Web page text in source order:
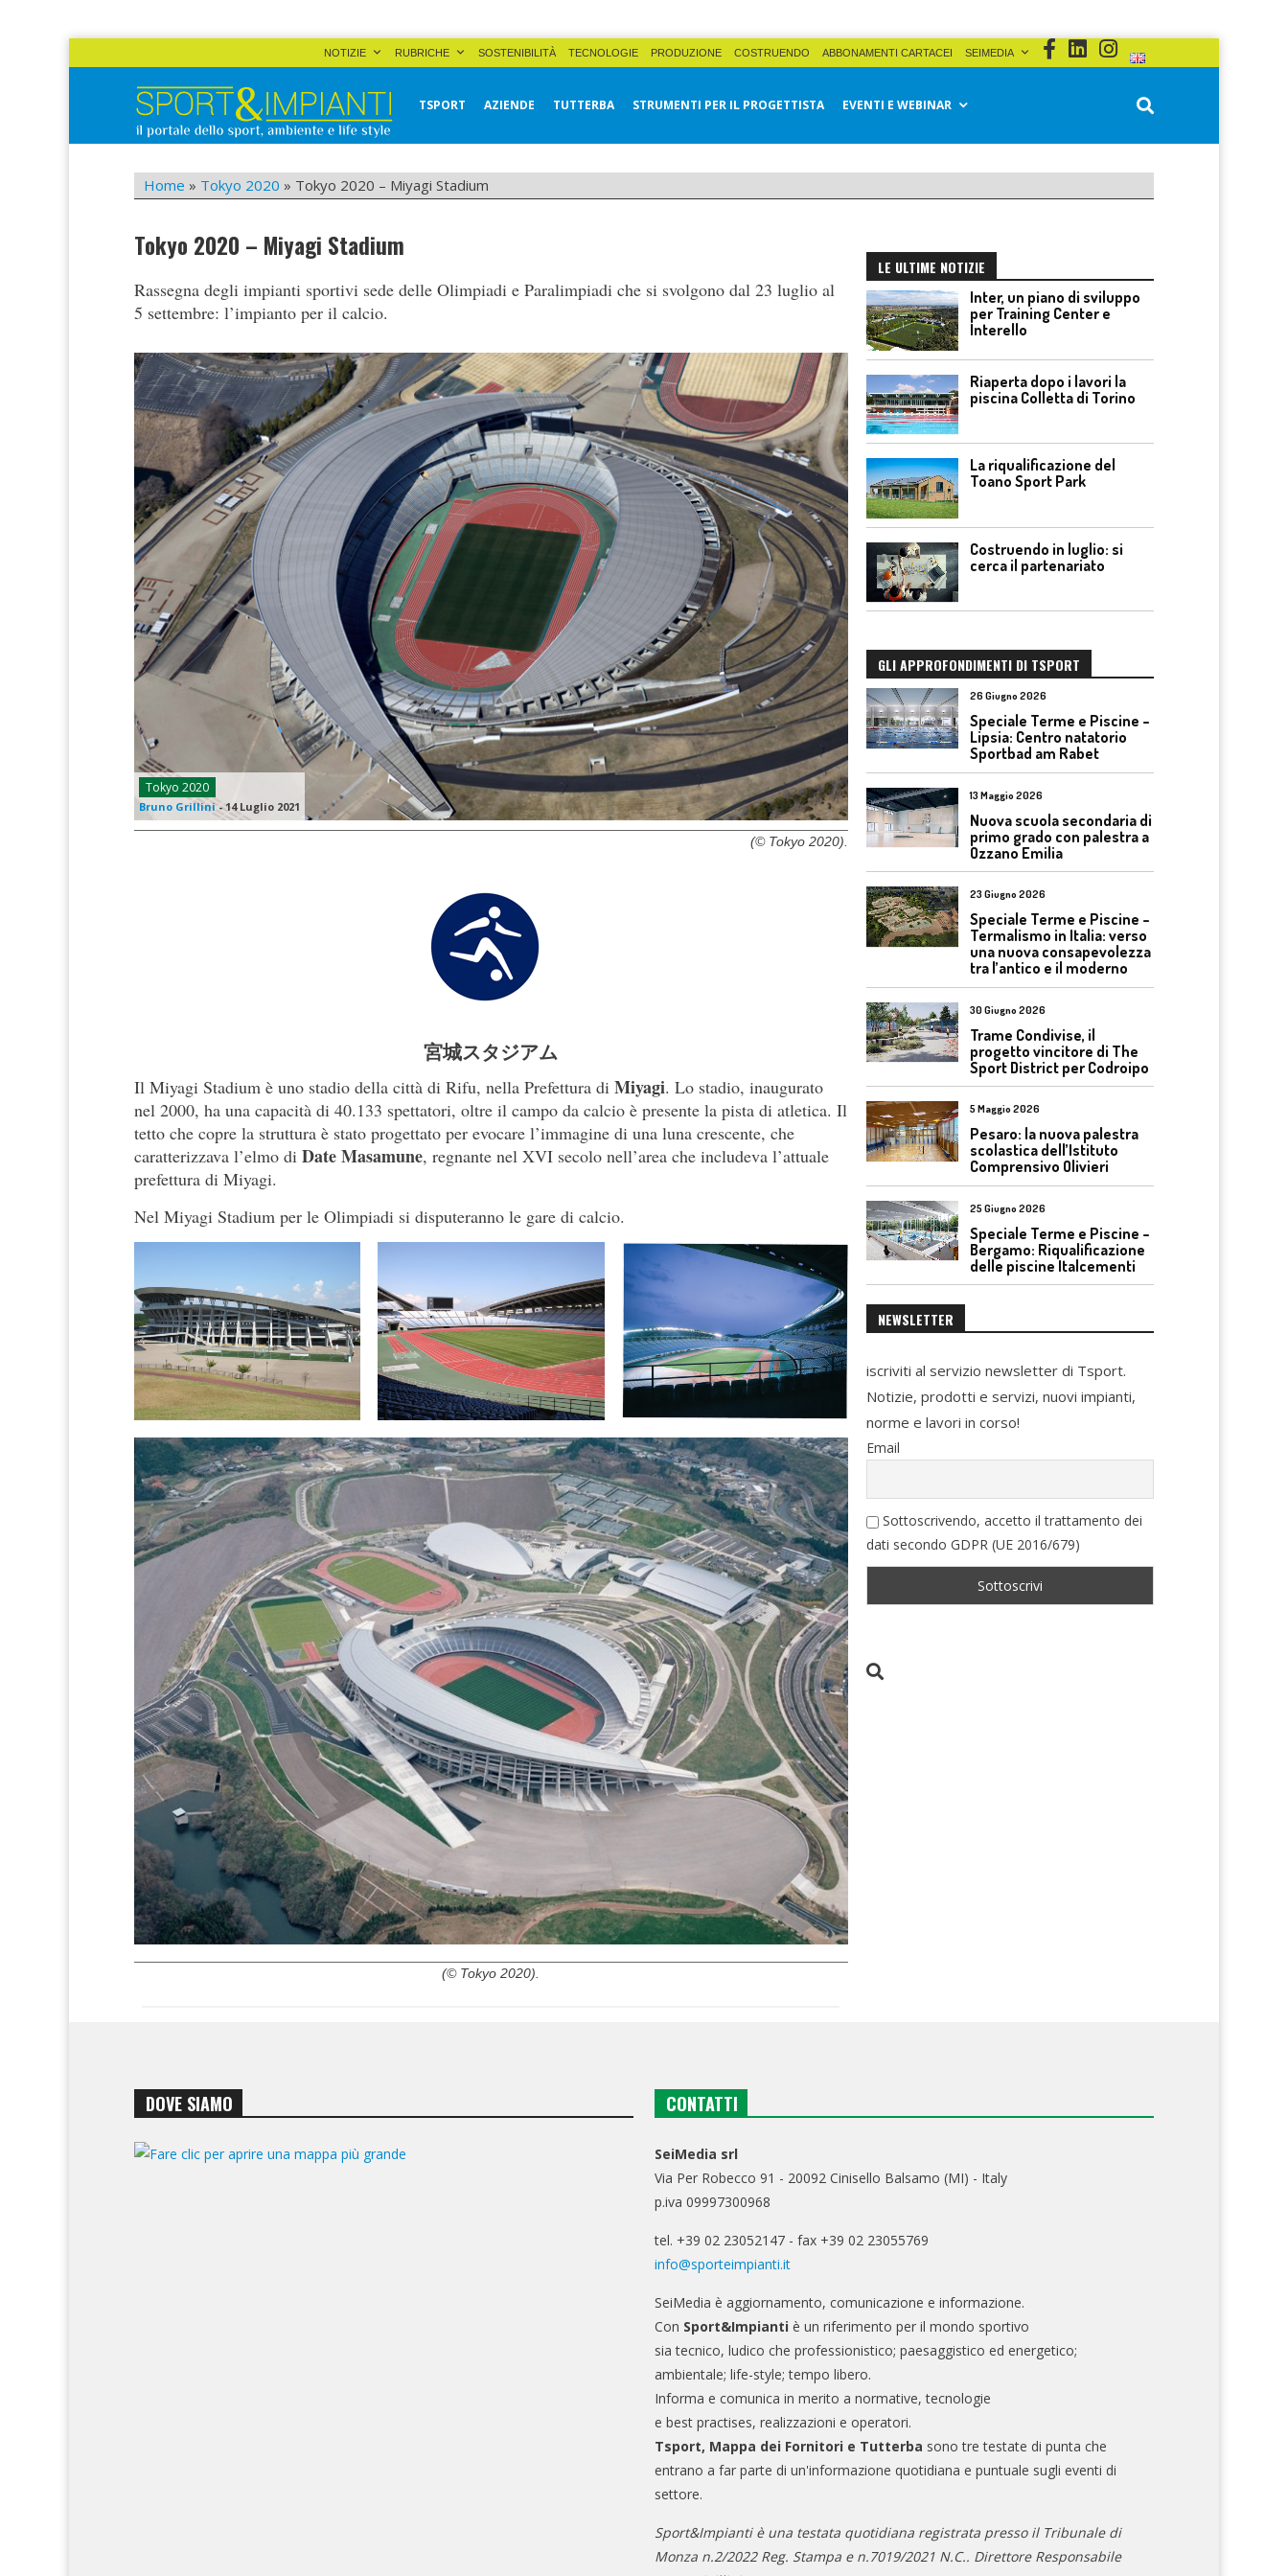
NOTIZIE RUBRICHE SOSTENIBILITÀ TECNOLOGIE PRODUZIONE COSTRUENDO ABBONAMENTI CARTACEI SEIMEDIA
Sport&Impianti
TSPORT AZIENDE TUTTERBA STRUMENTI PER IL PROGETTISTA EVENTI E WEBINAR
Home » Tokyo 2020 » Tokyo 2020 – Miyagi Stadium
Tokyo 2020 – Miyagi Stadium
Rassegna degli impianti sportivi sede delle Olimpiadi e Paralimpiadi che si svolgono dal 23 luglio al
5 settembre: l’impianto per il calcio.
Tokyo 2020
Bruno Grillini-14 Luglio 2021
(© Tokyo 2020).
宮城スタジアム
Il Miyagi Stadium è uno stadio della città di Rifu, nella Prefettura di Miyagi. Lo stadio, inaugurato
nel 2000, ha una capacità di 40.133 spettatori, oltre il campo da calcio è presente la pista di atletica. Il
tetto che copre la struttura è stato progettato per evocare l’immagine di una luna crescente, che
caratterizzava l’elmo di Date Masamune, regnante nel XVI secolo nell’area che includeva l’attuale
prefettura di Miyagi.
Nel Miyagi Stadium per le Olimpiadi si disputeranno le gare di calcio.
(© Tokyo 2020).
LE ULTIME NOTIZIE
Inter, un piano di sviluppo
per Training Center e
Interello
Riaperta dopo i lavori la
piscina Colletta di Torino
La riqualificazione del
Toano Sport Park
Costruendo in luglio: si
cerca il partenariato
GLI APPROFONDIMENTI DI TSPORT
26 Giugno 2026
Speciale Terme e Piscine –
Lipsia: Centro natatorio
Sportbad am Rabet
13 Maggio 2026
Nuova scuola secondaria di
primo grado con palestra a
Ozzano Emilia
23 Giugno 2026
Speciale Terme e Piscine –
Termalismo in Italia: verso
una nuova consapevolezza
tra l’antico e il moderno
30 Giugno 2026
Trame Condivise, il
progetto vincitore di The
Sport District per Codroipo
5 Maggio 2026
Pesaro: la nuova palestra
scolastica dell’Istituto
Comprensivo Olivieri
25 Giugno 2026
Speciale Terme e Piscine –
Bergamo: Riqualificazione
delle piscine Italcementi
NEWSLETTER
iscriviti al servizio newsletter di Tsport.
Notizie, prodotti e servizi, nuovi impianti,
norme e lavori in corso!
Email
Sottoscrivendo, accetto il trattamento dei
dati secondo GDPR (UE 2016/679)
DOVE SIAMO CONTATTI
SeiMedia srl
Via Per Robecco 91 - 20092 Cinisello Balsamo (MI) - Italy
p.iva 09997300968
tel. +39 02 23052147 - fax +39 02 23055769
info@sporteimpianti.it
SeiMedia è aggiornamento, comunicazione e informazione.
Con Sport&Impianti è un riferimento per il mondo sportivo
sia tecnico, ludico che professionistico; paesaggistico ed energetico;
ambientale; life-style; tempo libero.
Informa e comunica in merito a normative, tecnologie
e best practises, realizzazioni e operatori.
Tsport, Mappa dei Fornitori e Tutterba sono tre testate di punta che
entrano a far parte di un'informazione quotidiana e puntuale sugli eventi di
settore.
Sport&Impianti è una testata quotidiana registrata presso il Tribunale di
Monza n.2/2022 Reg. Stampa e n.7019/2021 N.C.. Direttore Responsabile